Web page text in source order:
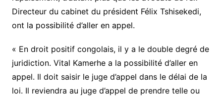
Directeur du cabinet du président Félix Tshisekedi,
ont la possibilité d’aller en appel.
« En droit positif congolais, il y a le double degré de
juridiction. Vital Kamerhe a la possibilité d’aller en
appel. Il doit saisir le juge d’appel dans le délai de la
loi. Il reviendra au juge d’appel de prendre telle ou